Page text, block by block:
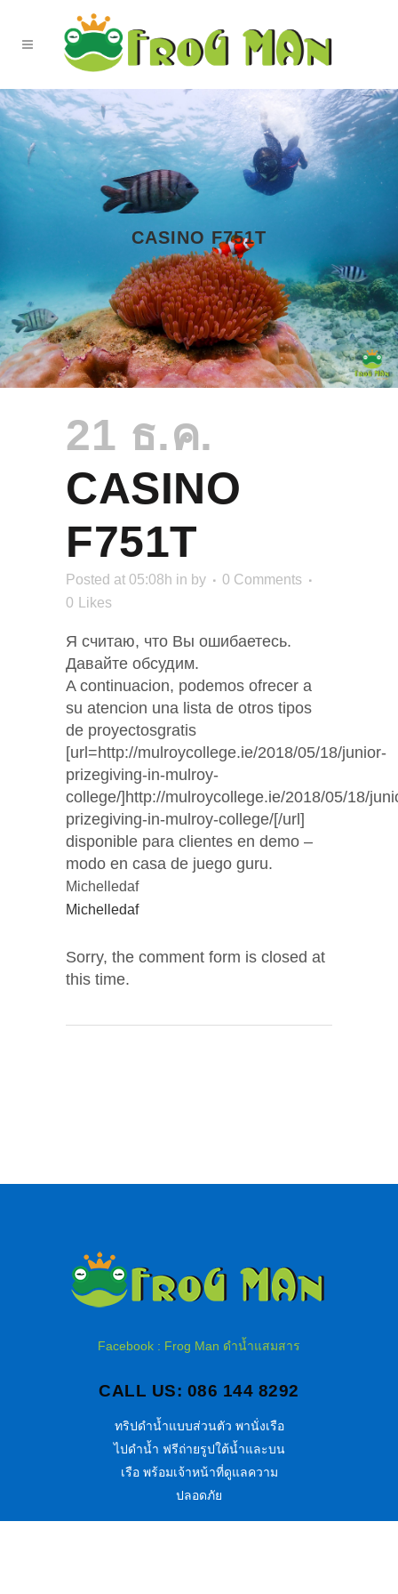
CASINO F751T
21 ธ.ค.
CASINO
F751T
Posted at 05:08h in by
0 Comments
0
Likes
Я считаю, что Вы ошибаетесь.
Давайте обсудим.
A continuacion, podemos ofrecer a
su atencion una lista de otros tipos
de proyectosgratis
[url=http://mulroycollege.ie/2018/05/18/junior-
prizegiving-in-mulroy-
college/]http://mulroycollege.ie/2018/05/18/
prizegiving-in-mulroy-college/[/url]
disponible para clientes en demo –
modo en casa de juego guru.
Michelledaf
Michelledaf
Sorry, the comment form is closed at
this time.
Facebook : Frog Man ดำน้ำแสมสาร
CALL US: 086 144 8292
ทริปดำน้ำแบบส่วนตัว พานั่งเรือ
ไปดำน้ำ ฟรีถ่ายรูปใต้น้ำและบน
เรือ พร้อมเจ้าหน้าที่ดูแลความ
ปลอดภัย